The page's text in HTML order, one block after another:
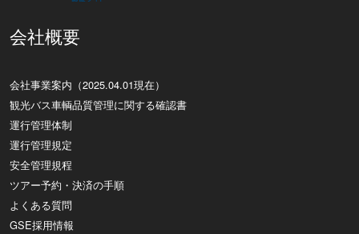
会社概要
会社事業案内（2025.04.01現在）
観光バス車輌品質管理に関する確認書
運行管理体制
運行管理規定
安全管理規程
ツアー予約・決済の手順
よくある質問
GSE採用情報